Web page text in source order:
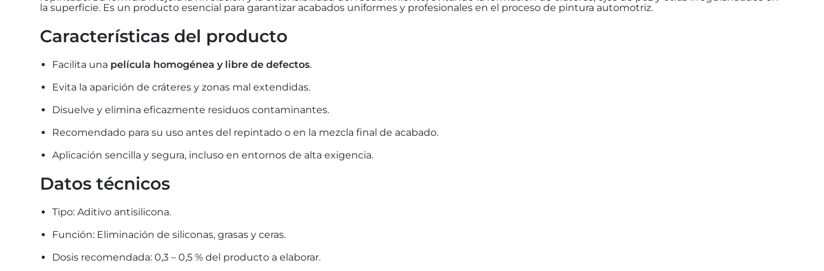
la superficie. Es un producto esencial para garantizar acabados uniformes y profesionales en el proceso de pintura automotriz.
Características del producto
Facilita una película homogénea y libre de defectos.
Evita la aparición de cráteres y zonas mal extendidas.
Disuelve y elimina eficazmente residuos contaminantes.
Recomendado para su uso antes del repintado o en la mezcla final de acabado.
Aplicación sencilla y segura, incluso en entornos de alta exigencia.
Datos técnicos
Tipo: Aditivo antisilicona.
Función: Eliminación de siliconas, grasas y ceras.
Dosis recomendada: 0,3 – 0,5 % del producto a elaborar.